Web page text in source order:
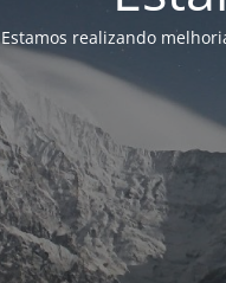
Estamos realizando